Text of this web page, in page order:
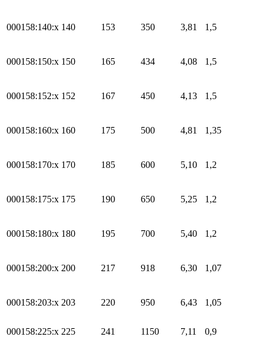
000158:140:x 140 153 350 3,81 1,5
000158:150:x 150 165 434 4,08 1,5
000158:152:x 152 167 450 4,13 1,5
000158:160:x 160 175 500 4,81 1,35
000158:170:x 170 185 600 5,10 1,2
000158:175:x 175 190 650 5,25 1,2
000158:180:x 180 195 700 5,40 1,2
000158:200:x 200 217 918 6,30 1,07
000158:203:x 203 220 950 6,43 1,05
000158:225:x 225 241 1150 7,11 0,9